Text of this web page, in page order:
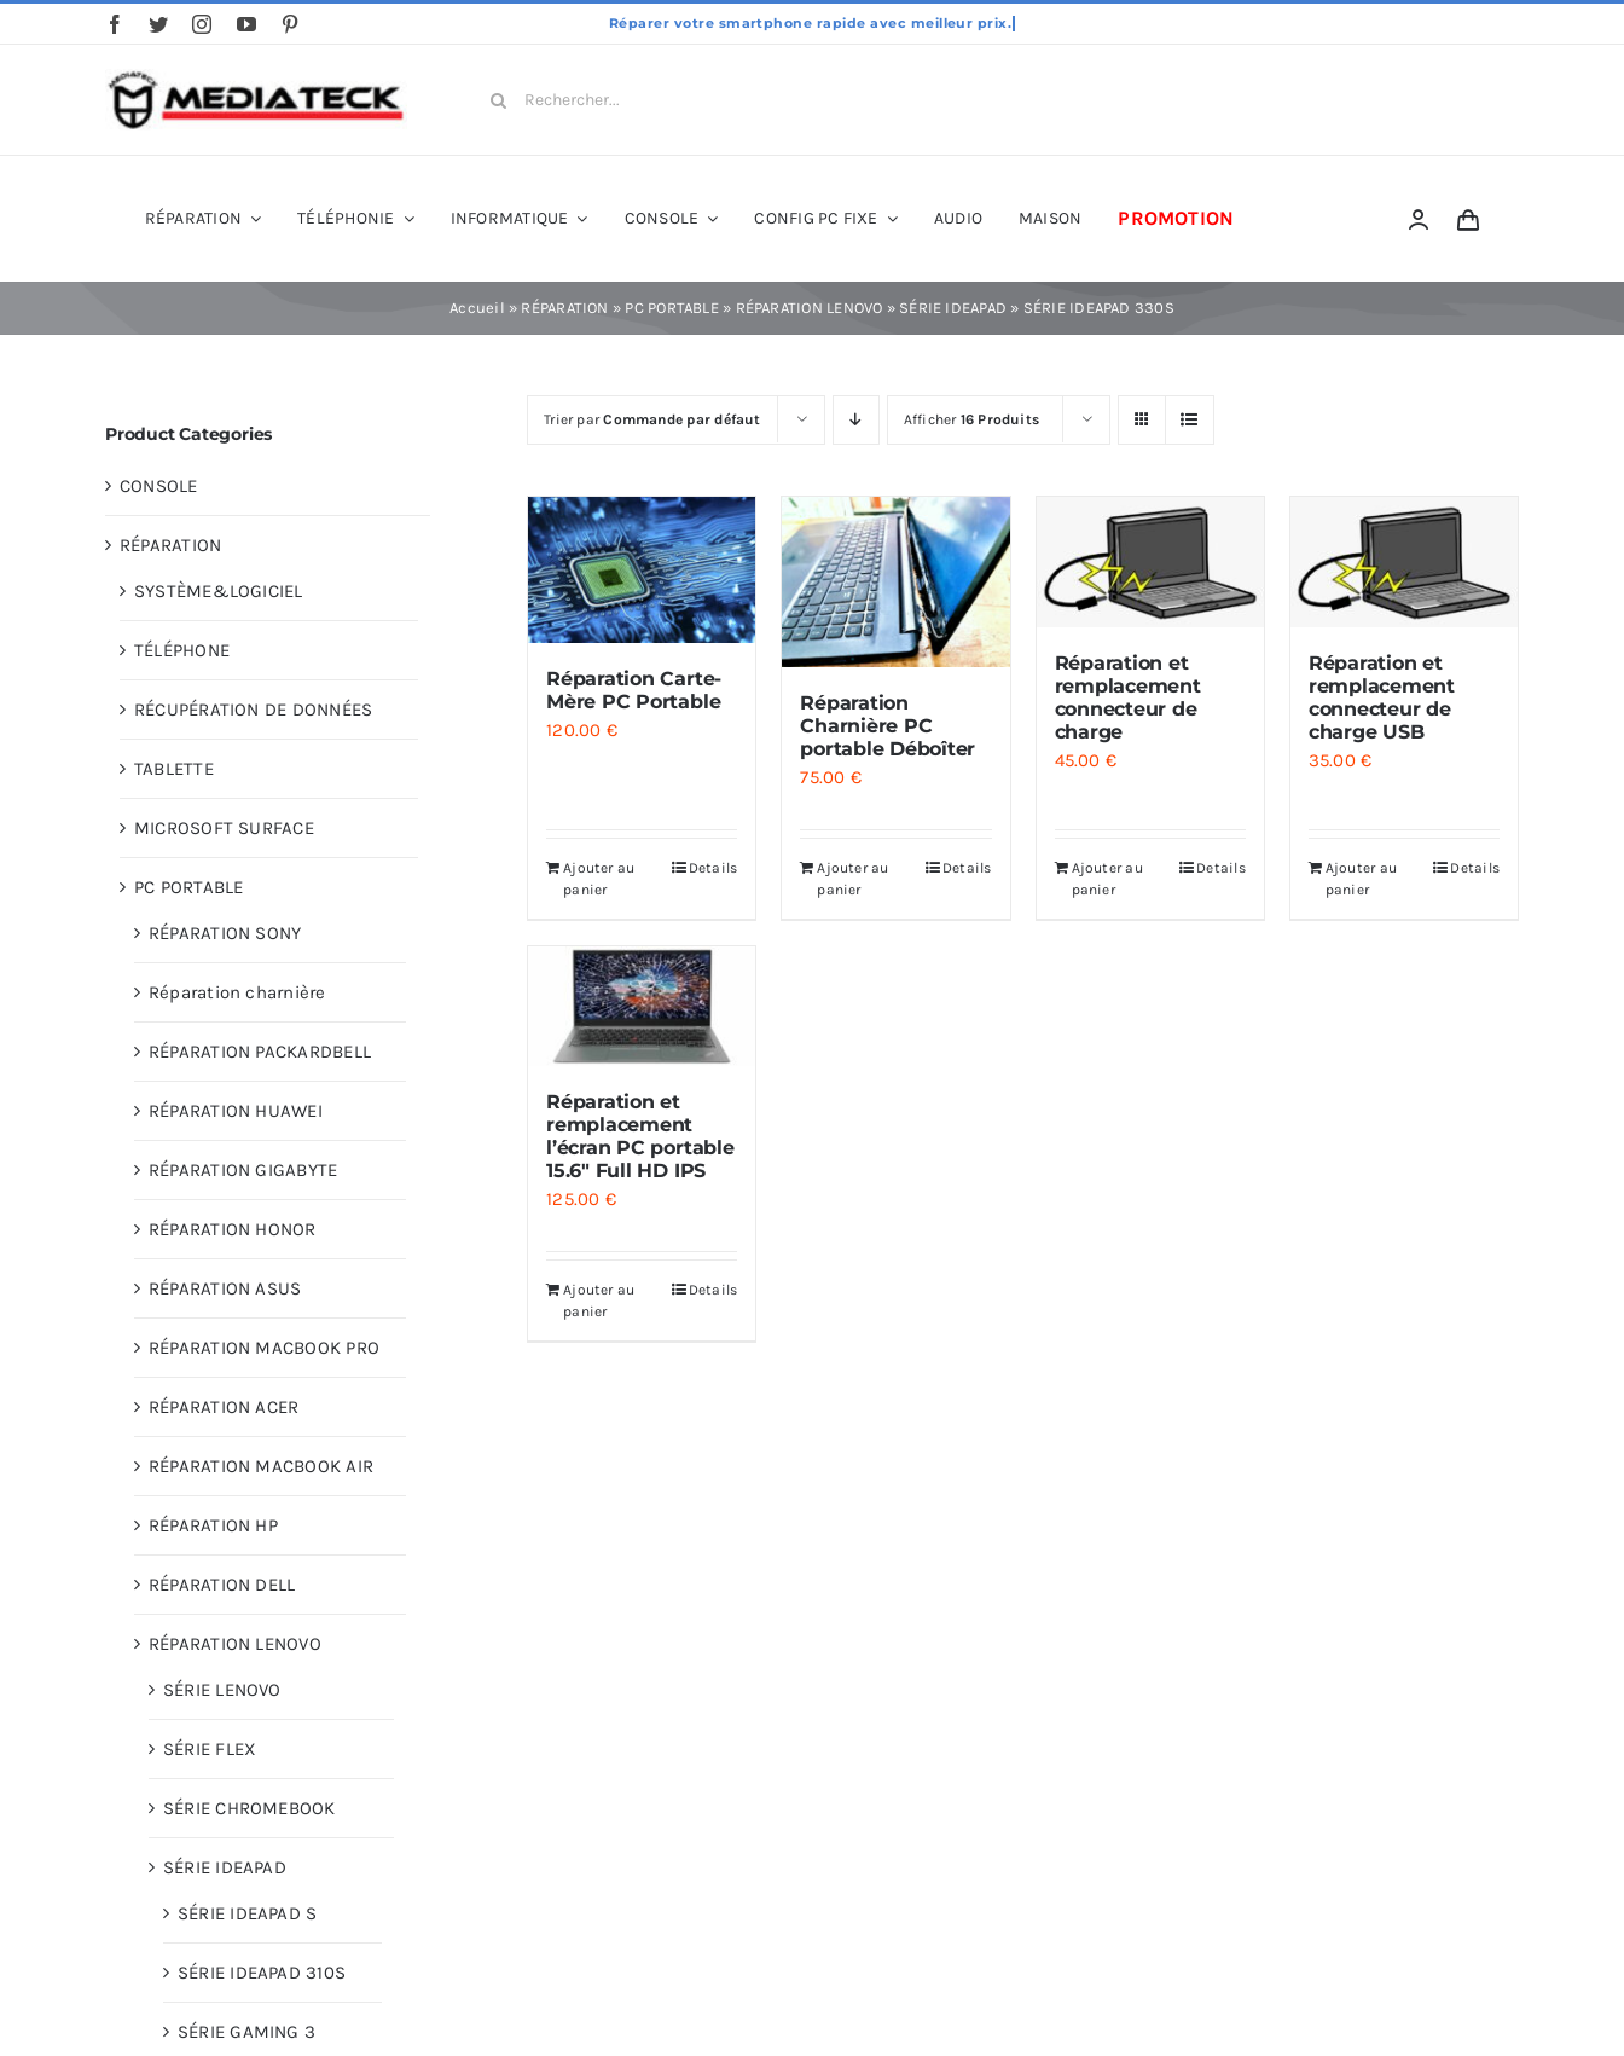
Search
RÉPARATION TÉLÉPHONIE INFORMATIQUE CONSOLE CONFIG PC FIXE AUDIO MAISON PROMOTION
Accueil » RÉPARATION » PC PORTABLE» RÉPARATION LENOVO » SÉRIE IDEAPAD » SÉRIE IDEAPAD 330S
Trier parCommande par défaut Afficher 16 Produits
Réparation Carte-
Mère PC Portable
120.00 €
Ajouter au
panier
Details
Réparation
Charnière PC
portable Déboîter
75.00 €
Ajouter au
panier
Details
Réparation et
remplacement
connecteur de
charge
45.00 €
Ajouter au
panier
Details
Réparation et
remplacement
connecteur de
charge USB
35.00€
Ajouter au
panier
Details
Réparation et
remplacement
l’écran PC portable
15.6″ Full HD IPS
125.00 €
Ajouter au
panier
Details
Product Categories
CONSOLE
RÉPARATION
SYSTÈME&LOGICIEL
TÉLÉPHONE
RÉCUPÉRATION DE DONNÉES
TABLETTE
MICROSOFT SURFACE
PC PORTABLE
RÉPARATION SONY
Réparation charnière
RÉPARATION PACKARDBELL
RÉPARATION HUAWEI
RÉPARATION GIGABYTE
RÉPARATION HONOR
RÉPARATION ASUS
RÉPARATION MACBOOK PRO
RÉPARATION ACER
RÉPARATION MACBOOK AIR
RÉPARATION HP
RÉPARATION DELL
RÉPARATION LENOVO
SÉRIE LENOVO
SÉRIE FLEX
SÉRIE CHROMEBOOK
SÉRIE IDEAPAD
SÉRIE IDEAPAD S
SÉRIE IDEAPAD 310S
SÉRIE GAMING 3